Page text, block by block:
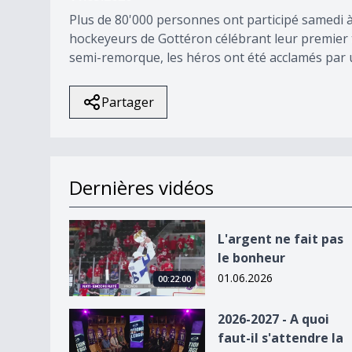
Plus de 80'000 personnes ont participé
hockeyeurs de Gottéron célébrant leur
semi-remorque, les héros ont été acclamés par
Partager
Dernières vidéos
L&#039;argent ne fait pas le bonheur
00:22:00
L'argent ne fait pas
le bonheur
01.06.2026
2026-2027 - A quoi faut-il s&#039;attendre la
2026-2027 - A quoi
faut-il s'attendre la